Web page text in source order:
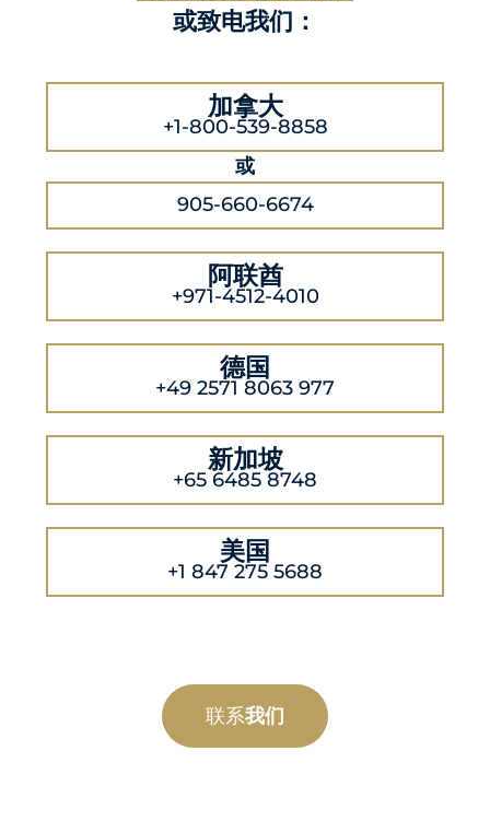
或致电我们：
加拿大
+1-800-539-8858
或
905-660-6674
阿联酋
+971-4512-4010
德国
+49 2571 8063 977
新加坡
+65 6485 8748
美国
+1 847 275 5688
联系我们